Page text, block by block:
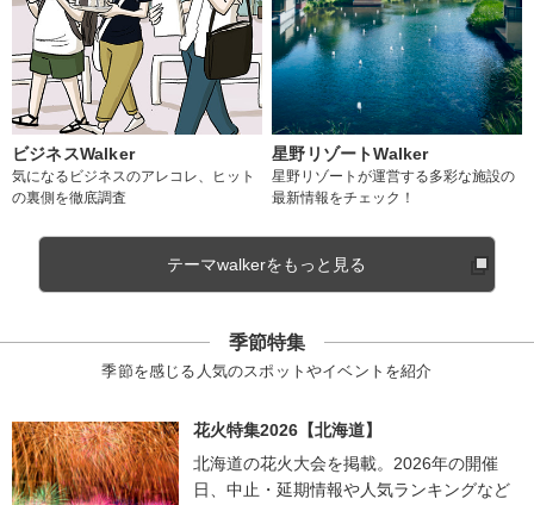
ビジネスWalker
気になるビジネスのアレコレ、ヒット
の裏側を徹底調査
星野リゾートWalker
星野リゾートが運営する多彩な施設の
最新情報をチェック！
テーマwalkerをもっと見る
季節特集
季節を感じる人気のスポットやイベントを紹介
花火特集2026【北海道】
北海道の花火大会を掲載。2026年の開催
日、中止・延期情報や人気ランキングなど